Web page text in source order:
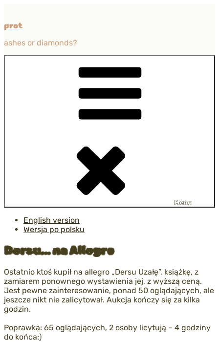
treści
prot
ashes or diamonds?
Menu
English version
Wersja po polsku
Dersu… na Allegro
Ostatnio ktoś kupił na allegro „Dersu Uzałę”, książkę, z
zamiarem ponownego wystawienia jej, z wyższą ceną.
Jest pewne zainteresowanie, ponad 50 oglądających, ale
jeszcze nikt nie zalicytował. Aukcja kończy się za kilka
godzin.
Poprawka: 65 oglądających, 2 osoby licytują – 4 godziny
do końca:)